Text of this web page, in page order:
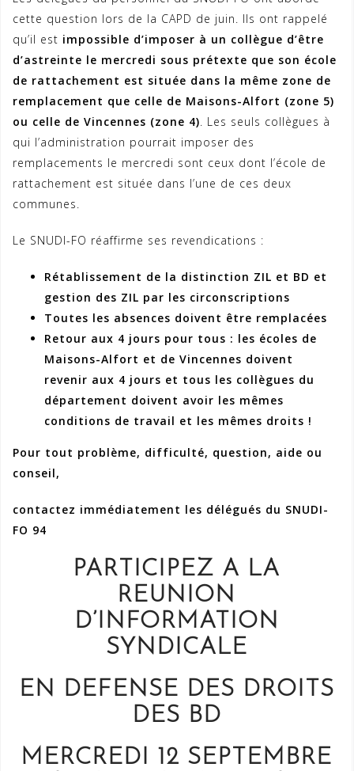
cette question lors de la CAPD de juin. Ils ont rappelé
qu’il est impossible d’imposer à un collègue d’être
d’astreinte le mercredi sous prétexte que son école
de rattachement est située dans la même zone de
remplacement que celle de Maisons-Alfort (zone 5)
ou celle de Vincennes (zone 4). Les seuls collègues à
qui l’administration pourrait imposer des
remplacements le mercredi sont ceux dont l’école de
rattachement est située dans l’une de ces deux
communes.
Le SNUDI-FO réaffirme ses revendications :
Rétablissement de la distinction ZIL et BD et
gestion des ZIL par les circonscriptions
Toutes les absences doivent être remplacées
Retour aux 4 jours pour tous : les écoles de
Maisons-Alfort et de Vincennes doivent
revenir aux 4 jours et tous les collègues du
département doivent avoir les mêmes
conditions de travail et les mêmes droits !
Pour tout problème, difficulté, question, aide ou
conseil,
contactez immédiatement les délégués du SNUDI-
FO 94
PARTICIPEZ A LA
REUNION
D’INFORMATION
SYNDICALE
EN DEFENSE DES DROITS
DES BD
MERCREDI 12 SEPTEMBRE